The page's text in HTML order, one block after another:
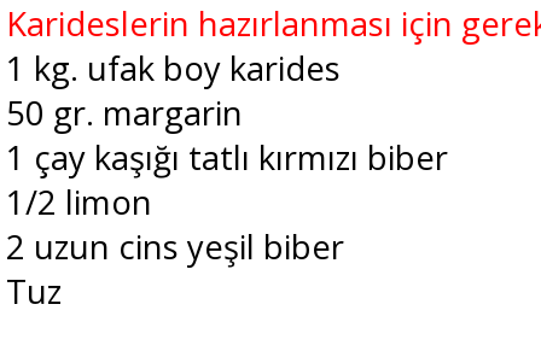
Karideslerin hazırlanması için
1 kg. ufak boy karides
50 gr. margarin
1 çay kaşığı tatlı kırmızı biber
1/2 limon
2 uzun cins yeşil biber
Tuz